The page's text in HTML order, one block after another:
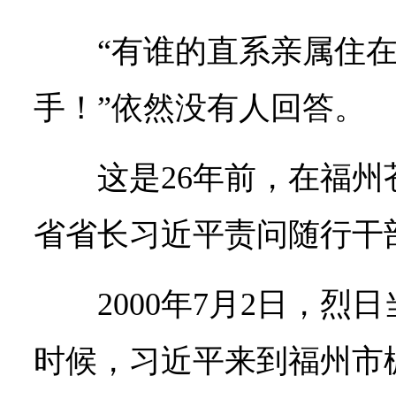
“有谁的直系亲属住
手！”依然没有人回答。
这是26年前，在福
省省长习近平责问随行干
2000年7月2日，烈
时候，习近平来到福州